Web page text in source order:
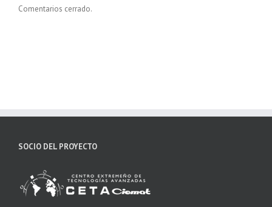
Comentarios cerrado.
SOCIO DEL PROYECTO